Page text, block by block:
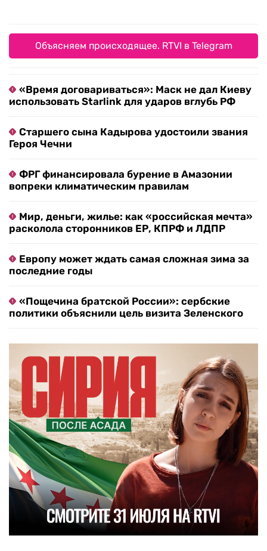
Объясняем происходящее. RTVI в Telegram
«Время договариваться»: Маск не дал Киеву
использовать Starlink для ударов вглубь РФ
Старшего сына Кадырова удостоили звания
Героя Чечни
ФРГ финансировала бурение в Амазонии
вопреки климатическим правилам
Мир, деньги, жилье: как «российская мечта»
расколола сторонников ЕР, КПРФ и ЛДПР
Европу может ждать самая сложная зима за
последние годы
«Пощечина братской России»: сербские
политики объяснили цель визита Зеленского